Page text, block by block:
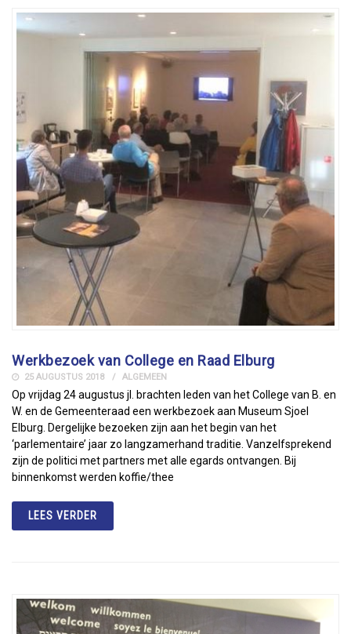
Werkbezoek van College en Raad Elburg
25 AUGUSTUS 2018 ALGEMEEN
Op vrijdag 24 augustus jl. brachten leden van het College van B. en
W. en de Gemeenteraad een werkbezoek aan Museum Sjoel
Elburg. Dergelijke bezoeken zijn aan het begin van het
‘parlementaire’ jaar zo langzamerhand traditie. Vanzelfsprekend
zijn de politici met partners met alle egards ontvangen. Bij
binnenkomst werden koffie/thee
LEES VERDER